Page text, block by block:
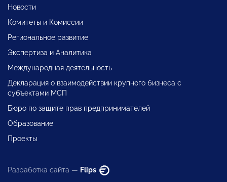
Новости
Комитеты и Комиссии
Региональное развитие
Экспертиза и Аналитика
Международная деятельность
Декларация о взаимодействии крупного бизнеса с
субъектами МСП
Бюро по защите прав предпринимателей
Образование
Проекты
Разработка сайта — Flips